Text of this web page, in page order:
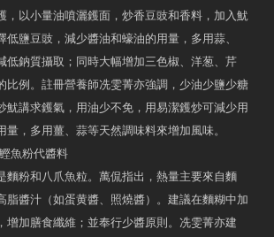
，以小量油噴灑鑊面，炒香豆豉和香料，加入魷
低鹽豆豉，減少醬油和蠔油的用量，多用蒜、
低鈉質攝取；同時大幅增加三色椒、洋葱、芹
比例。註冊營養師冼雯菁亦強調，少油少鹽少糖
魷講求鑊氣，用油少不免，用易潔鑊炒可減少用
量，多用薑、蒜等天然調味料來增加風味。
魚粉代醬料
麵粉和八爪魚粒。萬侃指出，熱量主要來自麵
脂醬汁（如蛋黄醬、照燒醬）。建議在麵糊中加
增加膳食纖維；並奉行少醬原則。冼雯菁亦建